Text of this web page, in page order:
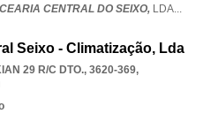
CENTRAL DO SEIXO, LDA...
Seixo - Climatização, Lda
29 R/C DTO., 3620-369,